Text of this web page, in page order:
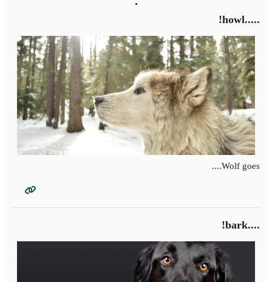
.....howl!
Wolf goes....
....bark!